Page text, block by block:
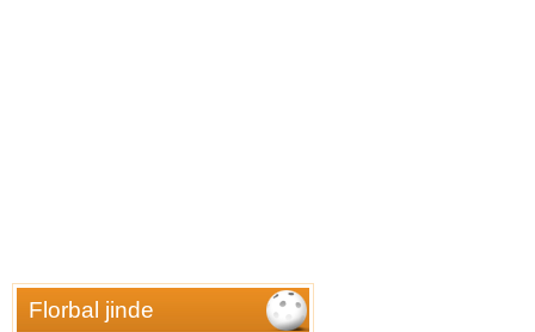
Florbal jinde